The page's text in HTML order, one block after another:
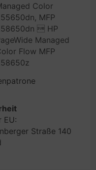
Color
MFP
 HP
Managed
Flow MFP
EU:
Straße 140